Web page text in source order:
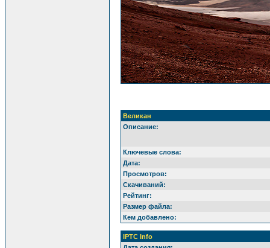
Великан
Описание:
Ключевые слова:
Дата:
Просмотров:
Скачиваний:
Рейтинг:
Размер файла:
Кем добавлено:
IPTC Info